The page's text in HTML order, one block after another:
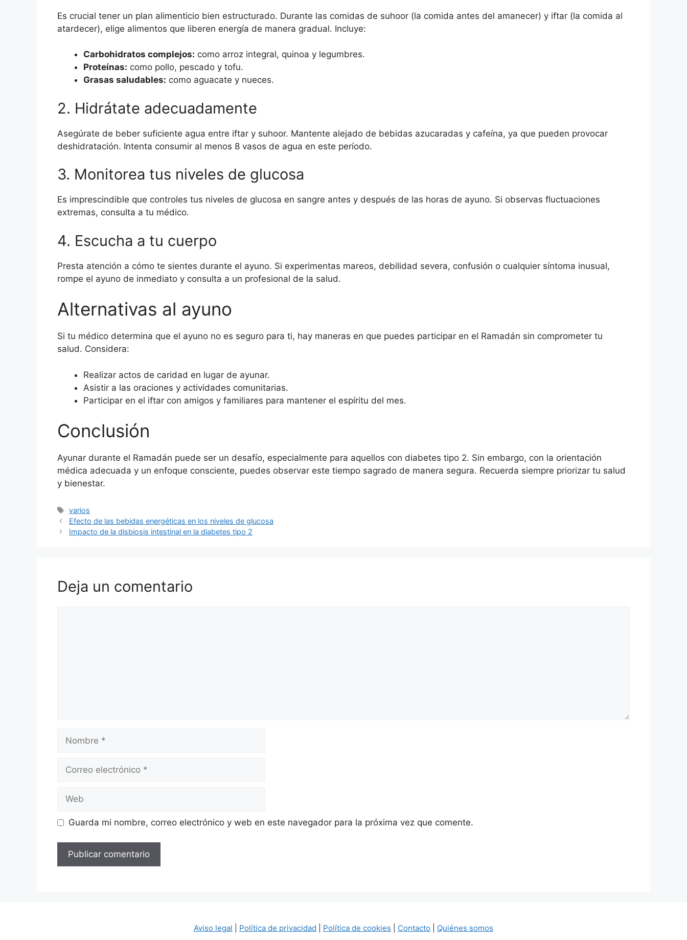
Es crucial tener un plan alimenticio bien estructurado. Durante las comidas de suhoor (la comida antes del amanecer) y iftar (la comida al
atardecer), elige alimentos que liberen energía de manera gradual. Incluye:
Carbohidratos complejos: como arroz integral, quinoa y legumbres.
Proteínas: como pollo, pescado y tofu.
Grasas saludables: como aguacate y nueces.
2. Hidrátate adecuadamente
Asegúrate de beber suficiente agua entre iftar y suhoor. Mantente alejado de bebidas azucaradas y cafeína, ya que pueden provocar
deshidratación. Intenta consumir al menos 8 vasos de agua en este período.
3. Monitorea tus niveles de glucosa
Es imprescindible que controles tus niveles de glucosa en sangre antes y después de las horas de ayuno. Si observas fluctuaciones
extremas, consulta a tu médico.
4. Escucha a tu cuerpo
Presta atención a cómo te sientes durante el ayuno. Si experimentas mareos, debilidad severa, confusión o cualquier síntoma inusual,
rompe el ayuno de inmediato y consulta a un profesional de la salud.
Alternativas al ayuno
Si tu médico determina que el ayuno no es seguro para ti, hay maneras en que puedes participar en el Ramadán sin comprometer tu
salud. Considera:
Realizar actos de caridad en lugar de ayunar.
Asistir a las oraciones y actividades comunitarias.
Participar en el iftar con amigos y familiares para mantener el espíritu del mes.
Conclusión
Ayunar durante el Ramadán puede ser un desafío, especialmente para aquellos con diabetes tipo 2. Sin embargo, con la orientación
médica adecuada y un enfoque consciente, puedes observar este tiempo sagrado de manera segura. Recuerda siempre priorizar tu salud
y bienestar.
Etiquetas
varios
Efecto de las bebidas energéticas en los niveles de glucosa
Impacto de la disbiosis intestinal en la diabetes tipo 2
Deja un comentario
Nombre
Correo
Web
Guarda mi nombre, correo electrónico y web en este navegador para la próxima vez que comente.
Aviso legal Política de privacidad Política de cookies Contacto Quiénes somos